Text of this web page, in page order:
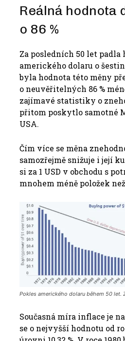
Reálná hodnota
o 86 %
Za posledních 50 let padla
amerického dolaru o
byla hodnota této měny
o neuvěřitelných 86 %
zajímavé statistiky o
přitom poskytlo samotné
USA.
Čím více se měna
samozřejmě snižuje i její
si za 1 USD v obchodu s
mnohem méně položek
Pokles amerického dolaru během 50
Současná míra inflace je
se o nejvyšší hodnotu od